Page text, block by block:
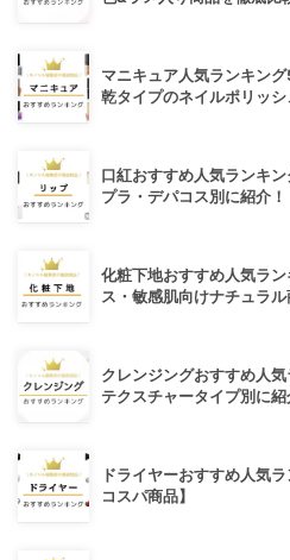
マニキュア人気ランキン
乾タイプのネイルポリッシ
口紅おすすめ人気ランキ
プラ・デパコス別に紹介！
化粧下地おすすめ人気ラ
ス・敏感肌向けナチュラル
クレンジングおすすめ人
テクスチャータイプ別に紹
ドライヤーおすすめ人気
コスパ商品】